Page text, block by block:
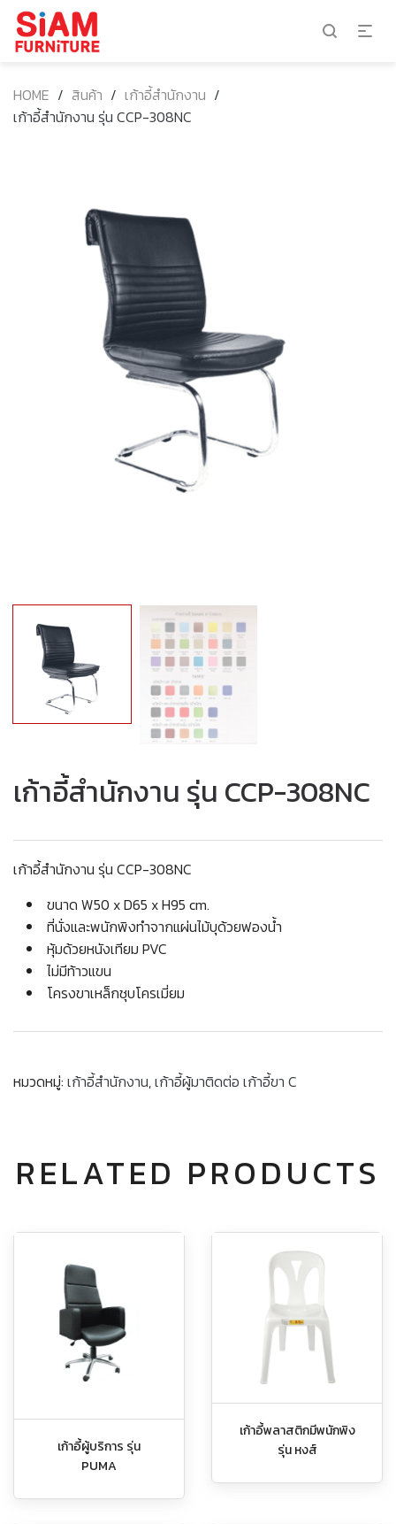
HOME / สินค้า / เก้าอี้สำนักงาน /
เก้าอี้สำนักงาน รุ่น CCP-308NC
เก้าอี้สำนักงาน รุ่น CCP-308NC
เก้าอี้สำนักงาน รุ่น CCP-308NC
ขนาด W50 x D65 x H95 cm.
ที่นั่งและพนักพิงทำจากแผ่นไม้บุด้วยฟองน้ำ
หุ้มด้วยหนังเทียม PVC
ไม่มีท้าวแขน
โครงขาเหล็กชุบโครเมี่ยม
หมวดหมู่: เก้าอี้สำนักงาน,เก้าอี้ผู้มาติดต่อ เก้าอี้ขา C
RELATED PRODUCTS
เก้าอี้ผู้บริการ รุ่น
PUMA
เก้าอี้พลาสติกมีพนักพิง
รุ่น หงส์